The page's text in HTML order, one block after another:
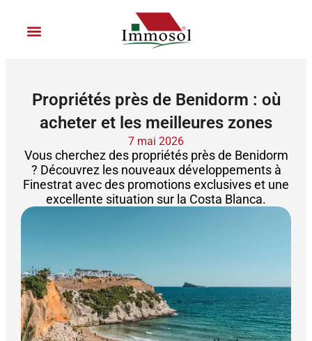
contenu
Propriétés près de Benidorm : où
acheter et les meilleures zones
7 mai 2026
Vous cherchez des propriétés près de Benidorm
? Découvrez les nouveaux développements à
Finestrat avec des promotions exclusives et une
excellente situation sur la Costa Blanca.